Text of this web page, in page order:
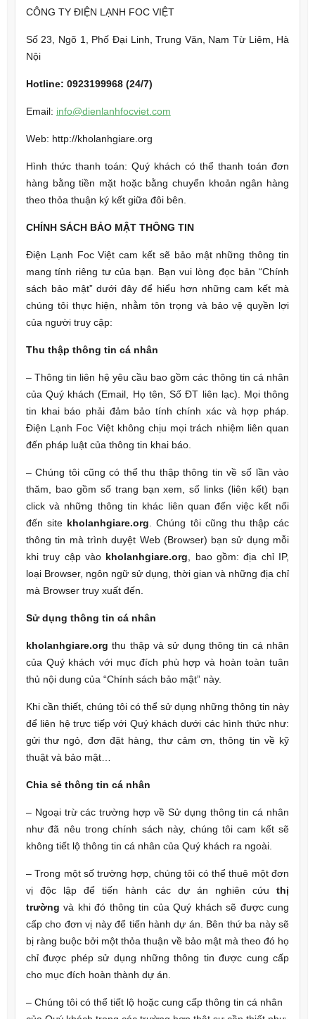
CÔNG TY ĐIỆN LẠNH FOC VIỆT
Số 23, Ngõ 1, Phố Đại Linh, Trung Văn, Nam Từ Liêm, Hà
Nội
Hotline: 0923199968(24/7)
Email: info@dienlanhfocviet.com
Web: http://kholanhgiare.org
Hình thức thanh toán: Quý khách có thể thanh toán đơn
hàng bằng tiền mặt hoặc bằng chuyển khoản ngân hàng
theo thỏa thuận ký kết giữa đôi bên.
CHÍNH SÁCH BẢO MẬT THÔNG TIN
Điện Lạnh Foc Việt cam kết sẽ bảo mật những thông tin
mang tính riêng tư của bạn. Bạn vui lòng đọc bản “Chính
sách bảo mật” dưới đây để hiểu hơn những cam kết mà
chúng tôi thực hiện, nhằm tôn trọng và bảo vệ quyền lợi
của người truy cập:
Thu thập thông tin cá nhân
– Thông tin liên hệ yêu cầu bao gồm các thông tin cá nhân
của Quý khách (Email, Họ tên, Số ĐT liên lạc). Mọi thông
tin khai báo phải đảm bảo tính chính xác và hợp pháp.
Điện Lạnh Foc Việt không chịu mọi trách nhiệm liên quan
đến pháp luật của thông tin khai báo.
– Chúng tôi cũng có thể thu thập thông tin về số lần vào
thăm, bao gồm số trang bạn xem, số links (liên kết) bạn
click và những thông tin khác liên quan đến việc kết nối
đến site kholanhgiare.org . Chúng tôi cũng thu thập các
thông tin mà trình duyệt Web (Browser) bạn sử dụng mỗi
khi truy cập vào kholanhgiare.org , bao gồm: địa chỉ IP,
loại Browser, ngôn ngữ sử dụng, thời gian và những địa chỉ
mà Browser truy xuất đến.
Sử dụng thông tin cá nhân
kholanhgiare.org thu thập và sử dụng thông tin cá nhân
của Quý khách với mục đích phù hợp và hoàn toàn tuân
thủ nội dung của “Chính sách bảo mật” này.
Khi cần thiết, chúng tôi có thể sử dụng những thông tin này
để liên hệ trực tiếp với Quý khách dưới các hình thức như:
gửi thư ngỏ, đơn đặt hàng, thư cảm ơn, thông tin về kỹ
thuật và bảo mật…
Chia sẻ thông tin cá nhân
– Ngoại trừ các trường hợp về Sử dụng thông tin cá nhân
như đã nêu trong chính sách này, chúng tôi cam kết sẽ
không tiết lộ thông tin cá nhân của Quý khách ra ngoài.
– Trong một số trường hợp, chúng tôi có thể thuê một đơn
vị độc lập để tiến hành các dự án nghiên cứuthị
trường và khi đó thông tin của Quý khách sẽ được cung
cấp cho đơn vị này để tiến hành dự án. Bên thứ ba này sẽ
bị ràng buộc bởi một thỏa thuận về bảo mật mà theo đó họ
chỉ được phép sử dụng những thông tin được cung cấp
cho mục đích hoàn thành dự án.
– Chúng tôi có thể tiết lộ hoặc cung cấp thông tin cá nhân